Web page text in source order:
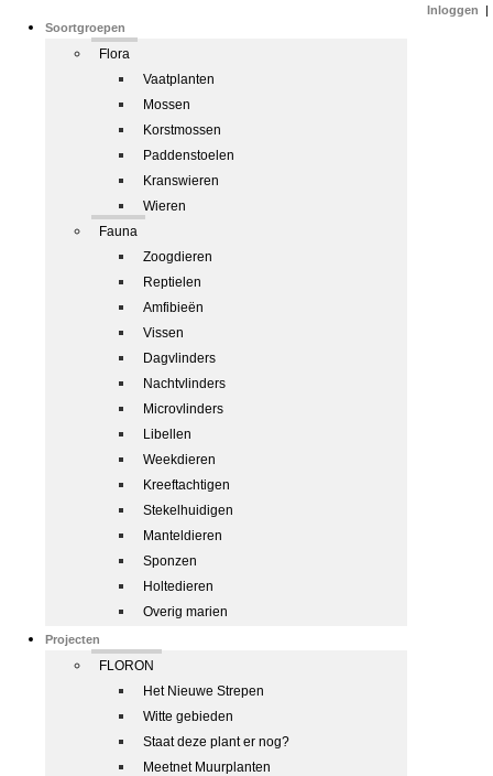
Soortgroepen
Flora
Vaatplanten
Mossen
Korstmossen
Paddenstoelen
Kranswieren
Wieren
Fauna
Zoogdieren
Reptielen
Amfibieën
Vissen
Dagvlinders
Nachtvlinders
Microvlinders
Libellen
Weekdieren
Kreeftachtigen
Stekelhuidigen
Manteldieren
Sponzen
Holtedieren
Overig marien
Projecten
FLORON
Het Nieuwe Strepen
Witte gebieden
Staat deze plant er nog?
Meetnet Muurplanten
Inloggen |